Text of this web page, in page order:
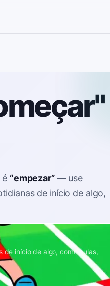
é “empezar” — use
de início de algo,
de início de algo, como aulas,